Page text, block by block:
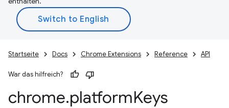
Startseite Docs Chrome Extensions Reference API
War das hilfreich?
chrome.platformKeys